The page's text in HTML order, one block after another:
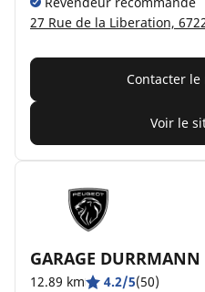
27 Rue de la Liberation,
Contacter
Voir le
GARAGE DURRMANN
12.89 km 4.2/5(50)